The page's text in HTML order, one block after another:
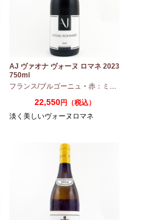
・ピノノワール
AJ ヴァオナ ヴォーヌ ロマネ 2023
750ml
フランス/ブルゴーニュ ・ 赤：ミディアムボディ
22,550円（税込）
淡く美しいヴォーヌロマネ